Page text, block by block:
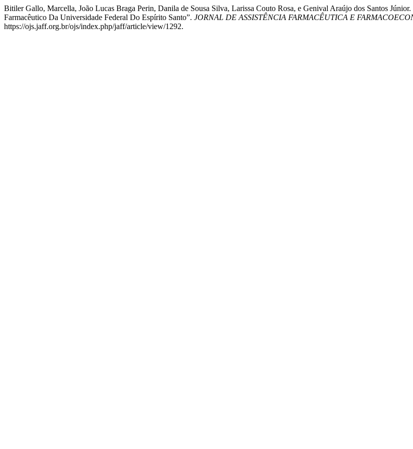
Bitiler Gallo, Marcella, João Lucas Braga Perin, Danila de Sousa Silva, Larissa Couto Rosa, e Genival Araújo dos Santos
Farmacêutico Da Universidade Federal Do Espírito Santo”. JORNAL DE ASSISTÊNCIA FARMACÊUTICA E
https://ojs.jaff.org.br/ojs/index.php/jaff/article/view/1292.